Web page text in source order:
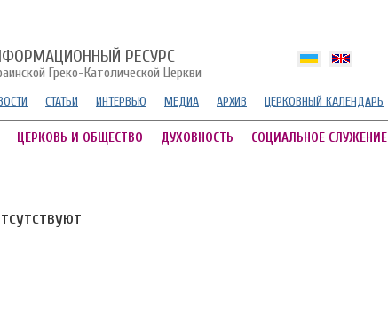
РЕСУРС
Греко-Католической Церкви
СТАТЬИ ИНТЕРВЬЮ МЕДИА АРХИВ ЦЕРКОВНЫЙ КАЛЕНДАРЬ
ЦЕРКОВЬ И ОБЩЕСТВО ДУХОВНОСТЬ СОЦИАЛЬНОЕ СЛУЖЕНИЕ